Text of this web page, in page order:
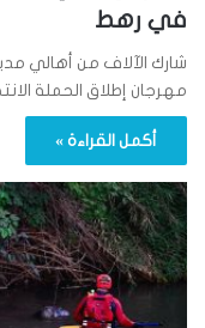
في رهط
شارك الآلاف من أهالي
مهرجان إطلاق الحملة
أكمل القراءة »